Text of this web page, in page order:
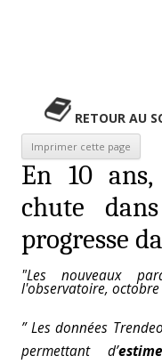
RETOUR AU
En 10
chute
progresse
"Les nouveaux
l'observatoire, octobre
” Les données
permettant d’